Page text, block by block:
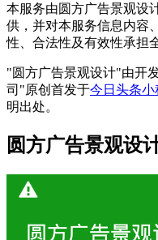
本服务由圆方广告景观设
供，并对本服务信息内容
性、合法性及有效性承担
"圆方广告景观设计"由开
司"原创首发于今日头条小
明出处。
圆方广告景观设